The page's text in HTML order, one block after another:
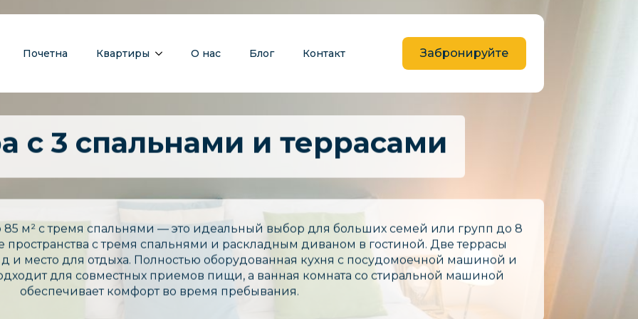
Почетна Квартиры О нас Блог Контакт Забронируйте
с 3 спальнами и террасами
м² с тремя спальнями — это идеальный выбор для больших семей или групп до 8
пространства с тремя спальнями и раскладным диваном в гостиной. Две террасы
и место для отдыха. Полностью оборудованная кухня с посудомоечной машиной и
для совместных приемов пищи, а ванная комната со стиральной машиной
обеспечивает комфорт во время пребывания.